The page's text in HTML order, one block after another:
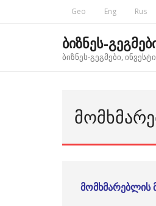
Geo Eng Rus
ბიზნეს-
ბიზნეს-გეგმები,